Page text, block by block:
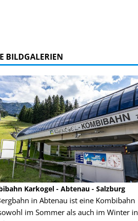
BILDGALERIEN
Karkogel - Abtenau - Salzburg
in Abtenau ist eine Kombibahn
im Sommer als auch im Winter in